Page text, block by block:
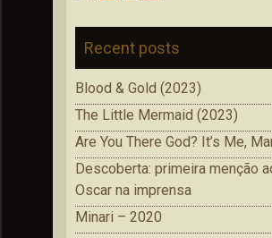
Recent posts
Blood & Gold (2023)
The Little Mermaid (2023)
Are You There God? It’s Me,
Descoberta: primeira menção
Oscar na imprensa
Minari – 2020